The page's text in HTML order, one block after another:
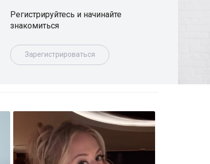
Размещайте объявление легко и
Подать объявление